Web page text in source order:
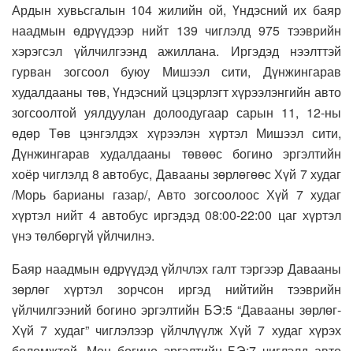
Ардын хувьсгалын 104 жилийн ой, Үндэсний их баяр
наадмын өдрүүдээр нийт 139 чиглэлд 975 тээврийн
хэрэгсэл үйлчилгээнд ажиллана. Иргэдэд нээлттэй
гурван зогсоол буюу Мишээл сити, Дүнжингарав
худалдааны төв, Үндэсний цэцэрлэгт хүрээлэнгийн авто
зогсоолтой уялдуулан долоодугаар сарын 11, 12-ны
өдөр Төв цэнгэлдэх хүрээлэн хүртэл Мишээл сити,
Дүнжингарав худалдааны төвөөс богино эргэлтийн
хоёр чиглэлд 8 автобус, Давааны зөрлөгөөс Хүй 7 худаг
/Морь барианы газар/, Авто зогсоолоос Хүй 7 худаг
хүртэл нийт 4 автобус иргэдэд 08:00-22:00 цаг хүртэл
үнэ төлбөргүй үйлчилнэ.
Баяр наадмын өдрүүдэд үйлчлэх галт тэргээр Давааны
зөрлөг хүртэл зорчсон иргэд нийтийн тээврийн
үйлчилгээний богино эргэлтийн БЭ:5 “Давааны зөрлөг-
Хүй 7 худаг” чиглэлээр үйлчлүүлж Хүй 7 худаг хүрэх